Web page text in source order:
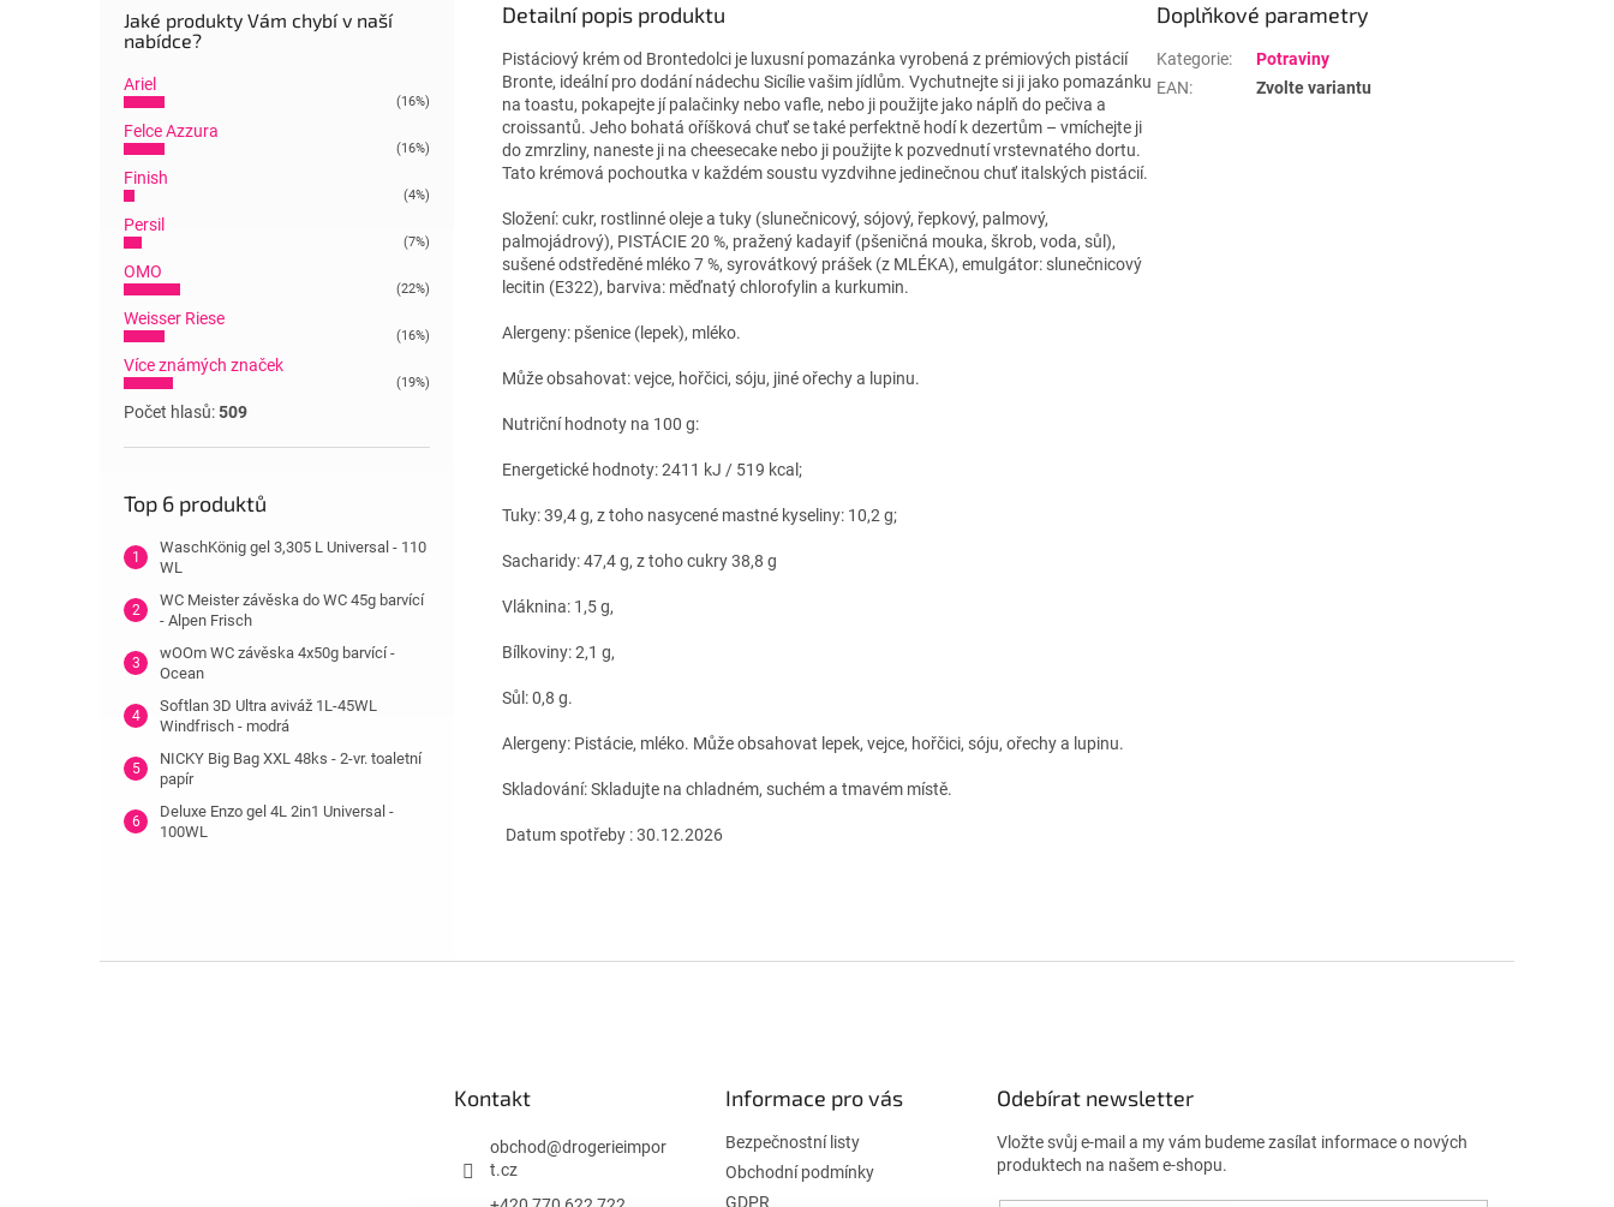
Jaké produkty Vám chybí v naší
nabídce?
Ariel
(16%)
Felce Azzura
(16%)
Finish
(4%)
Persil
(7%)
OMO
(22%)
Weisser Riese
(16%)
Více známých značek
(19%)
Počet hlasů:509
Top 6 produktů
WaschKönig gel 3,305 L Universal - 110
WL
WC Meister závěska do WC 45g barvící
- Alpen Frisch
wOOm WC závěska 4x50g barvící -
Ocean
Softlan 3D Ultra aviváž 1L-45WL
Windfrisch - modrá
NICKY Big Bag XXL 48ks - 2-vr. toaletní
papír
Deluxe Enzo gel 4L 2in1 Universal -
100WL
Detailní popis produktu
Pistáciový krém od Brontedolci je luxusní pomazánka vyrobená z prémiových pistácií
Bronte, ideální pro dodání nádechu Sicílie vašim jídlům. Vychutnejte si ji jako pomazánku
na toastu, pokapejte jí palačinky nebo vafle, nebo ji použijte jako náplň do pečiva a
croissantů. Jeho bohatá oříšková chuť se také perfektně hodí k dezertům – vmíchejte ji
do zmrzliny, naneste ji na cheesecake nebo ji použijte k pozvednutí vrstevnatého dortu.
Tato krémová pochoutka v každém soustu vyzdvihne jedinečnou chuť italských pistácií.
Složení: cukr, rostlinné oleje a tuky (slunečnicový, sójový, řepkový, palmový,
palmojádrový), PISTÁCIE 20 %, pražený kadayif (pšeničná mouka, škrob, voda, sůl),
sušené odstředěné mléko 7 %, syrovátkový prášek (z MLÉKA), emulgátor: slunečnicový
lecitin (E322), barviva: měďnatý chlorofylin a kurkumin.
Alergeny: pšenice (lepek), mléko.
Může obsahovat: vejce, hořčici, sóju, jiné ořechy a lupinu.
Nutriční hodnoty na 100 g:
Energetické hodnoty: 2411 kJ / 519 kcal;
Tuky: 39,4 g, z toho nasycené mastné kyseliny: 10,2 g;
Sacharidy: 47,4 g, z toho cukry 38,8 g
Vláknina: 1,5 g,
Bílkoviny: 2,1 g,
Sůl: 0,8 g.
Alergeny: Pistácie, mléko. Může obsahovat lepek, vejce, hořčici, sóju, ořechy a lupinu.
Skladování: Skladujte na chladném, suchém a tmavém místě.
Datum spotřeby : 30.12.2026
Doplňkové parametry
Kategorie:
Potraviny
EAN: Zvolte variantu
Kontakt
obchod@drogerieimpor
t.cz
Informace pro vás
Bezpečnostní listy
Obchodní podmínky
GDPR
Odebírat newsletter
Vložte svůj e-mail a my vám budeme zasílat informace o nových
produktech na našem e-shopu.